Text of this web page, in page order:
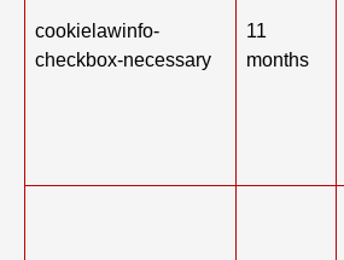
cookielawinfo-
checkbox-necessary
11
months